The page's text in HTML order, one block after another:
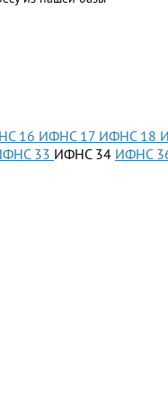
16 ИФНС 17 ИФНС 18
33 ИФНС 34 ИФНС